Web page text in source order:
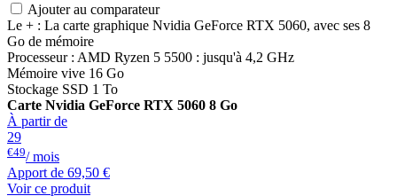
Ajouter au comparateur
Le + : La carte graphique Nvidia GeForce RTX 5060, avec ses 8
Go de mémoire
Processeur : AMD Ryzen 5 5500 : jusqu'à 4,2 GHz
Mémoire vive 16 Go
Stockage SSD 1 To
Carte Nvidia GeForce RTX 5060 8 Go
À partir de
29
€49/ mois
Apport de 69,50 €
Voir ce produit